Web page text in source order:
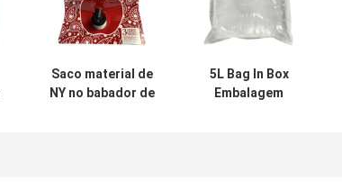
Saco material de
NY no babador de
5L Bag In Box
Embalagem